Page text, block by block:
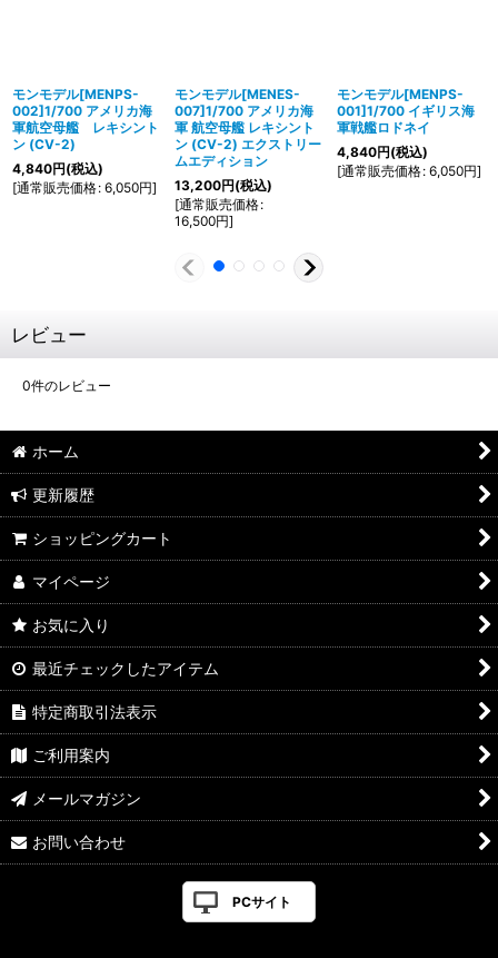
モンモデル[MENPS-
002]1/700 アメリカ海
軍航空母艦 レキシント
ン (CV-2)
4,840円(税込)
[通常販売価格: 6,050円]
モンモデル[MENES-
007]1/700 アメリカ海
軍 航空母艦 レキシント
ン (CV-2) エクストリー
ムエディション
13,200円(税込)
[通常販売価格:
16,500円]
モンモデル[MENPS-
001]1/700 イギリス海
軍戦艦ロドネイ
4,840円(税込)
[通常販売価格: 6,050円]
レビュー
0件のレビュー
ホーム
更新履歴
ショッピングカート
マイページ
お気に入り
最近チェックしたアイテム
特定商取引法表示
ご利用案内
メールマガジン
お問い合わせ
PCサイト